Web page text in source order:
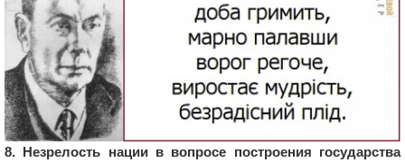
8. Незрелость нации в вопросе построения государства